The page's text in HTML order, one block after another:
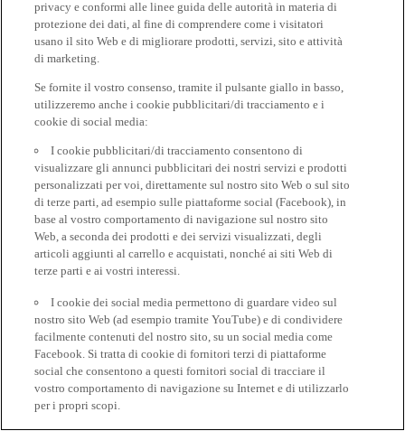
privacy e conformi alle linee guida delle autorità in materia di
protezione dei dati, al fine di comprendere come i visitatori
usano il sito Web e di migliorare prodotti, servizi, sito e attività
di marketing.
Se fornite il vostro consenso, tramite il pulsante giallo in basso,
utilizzeremo anche i cookie pubblicitari/di tracciamento e i
cookie di social media:
I cookie pubblicitari/di tracciamento consentono di
visualizzare gli annunci pubblicitari dei nostri servizi e prodotti
personalizzati per voi, direttamente sul nostro sito Web o sul sito
di terze parti, ad esempio sulle piattaforme social (Facebook), in
base al vostro comportamento di navigazione sul nostro sito
Web, a seconda dei prodotti e dei servizi visualizzati, degli
articoli aggiunti al carrello e acquistati, nonché ai siti Web di
terze parti e ai vostri interessi.
I cookie dei social media permettono di guardare video sul
nostro sito Web (ad esempio tramite YouTube) e di condividere
facilmente contenuti del nostro sito, su un social media come
Facebook. Si tratta di cookie di fornitori terzi di piattaforme
social che consentono a questi fornitori social di tracciare il
vostro comportamento di navigazione su Internet e di utilizzarlo
per i propri scopi.